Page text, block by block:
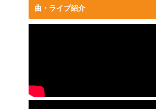
曲・ライブ紹介